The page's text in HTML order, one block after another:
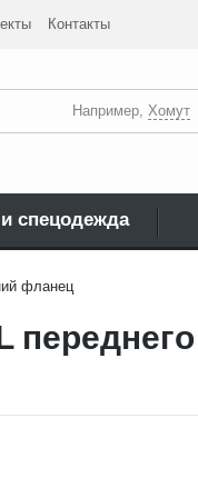
Контакты
Например, Хомут
спецодежда
фланец